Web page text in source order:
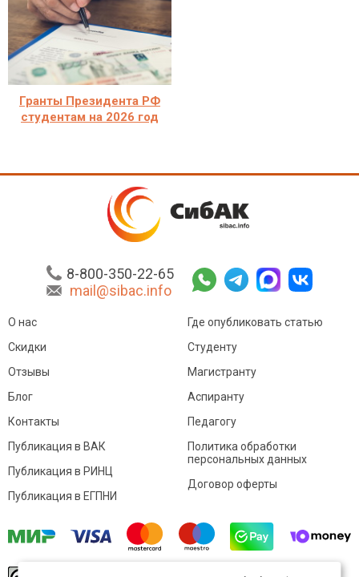
Гранты Президента РФ
студентам на 2026 год
8-800-350-22-65
mail@sibac.info
О нас
Скидки
Отзывы
Блог
Контакты
Где опубликовать статью
Студенту
Магистранту
Аспиранту
Педагогу
Публикация в ВАК
Публикация в РИНЦ
Публикация в ЕГПНИ
Политика обработки
персональных данных
Договор оферты